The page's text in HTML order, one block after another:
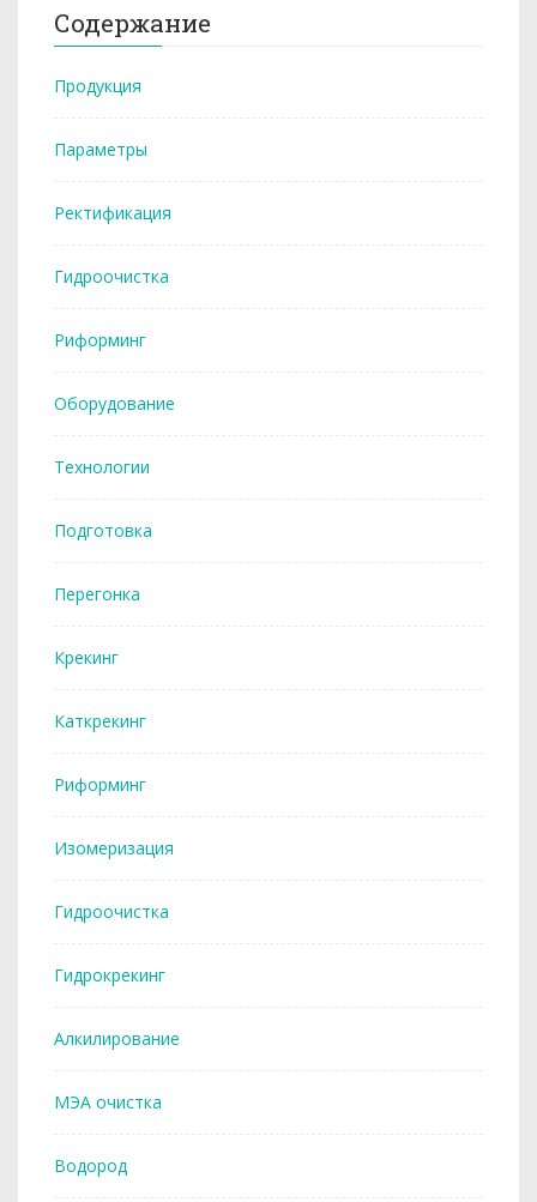
Содержание
Продукция
Параметры
Ректификация
Гидроочистка
Риформинг
Оборудование
Технологии
Подготовка
Перегонка
Крекинг
Каткрекинг
Риформинг
Изомеризация
Гидроочистка
Гидрокрекинг
Алкилирование
МЭА очистка
Водород